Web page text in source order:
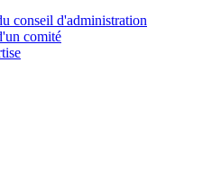
conseil d'administration
comité